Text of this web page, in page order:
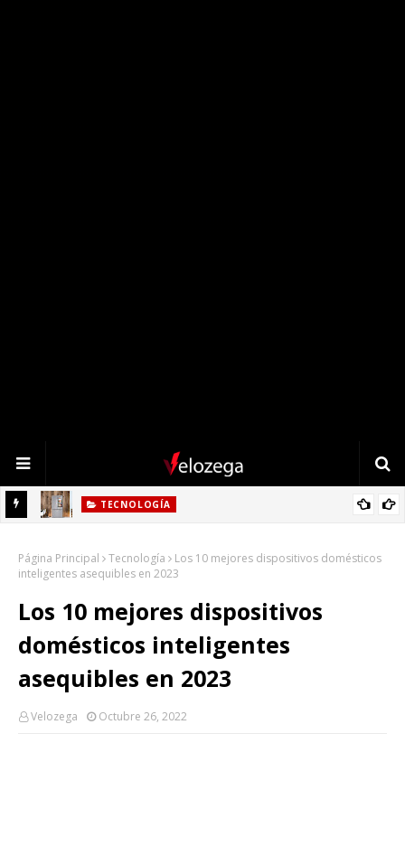
TECNOLOGÍA
Página Principal Tecnología
Los 10 mejores dispositivos domésticos
inteligentes asequibles en 2023
Los 10 mejores dispositivos
domésticos inteligentes
asequibles en 2023
Velozega Octubre 26, 2022